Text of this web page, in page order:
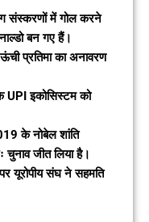
संस्करणों में गोल करने
बन गए हैं।
प्रतिमा का अनावरण
UPI इकोसिस्टम को
के नोबेल शांति
चुनाव जीत लिया है।
यूरोपीय संघ ने सहमति